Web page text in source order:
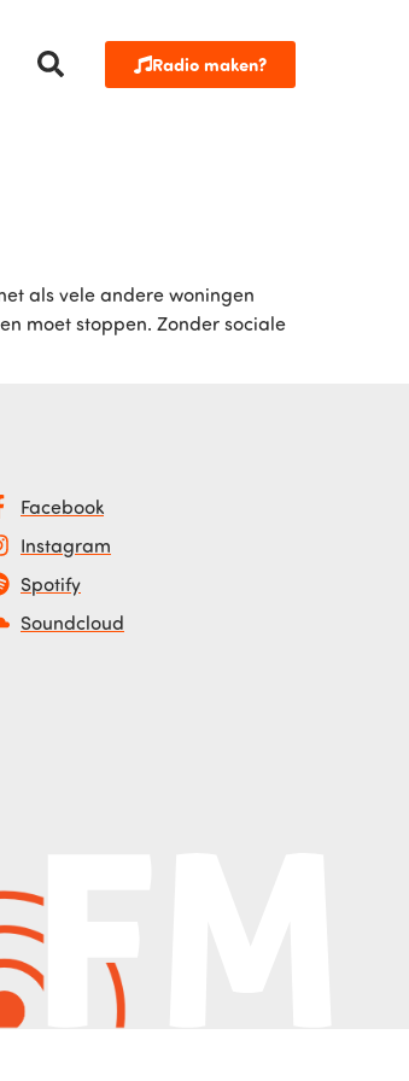
Radio maken?
als vele andere woningen
moet stoppen. Zonder sociale
Facebook
Instagram
Spotify
Soundcloud